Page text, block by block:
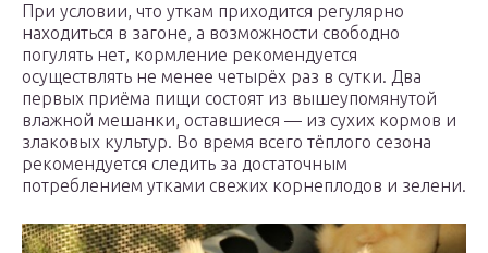
При условии, что уткам приходится регулярно
находиться в загоне, а возможности свободно
погулять нет, кормление рекомендуется
осуществлять не менее четырёх раз в сутки. Два
первых приёма пищи состоят из вышеупомянутой
влажной мешанки, оставшиеся — из сухих кормов и
злаковых культур. Во время всего тёплого сезона
рекомендуется следить за достаточным
потреблением утками свежих корнеплодов и зелени.